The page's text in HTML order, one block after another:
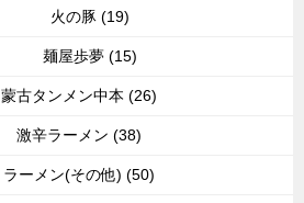
火の豚 (19)
麺屋歩夢 (15)
蒙古タンメン中本 (26)
激辛ラーメン (38)
ラーメン(その他) (50)